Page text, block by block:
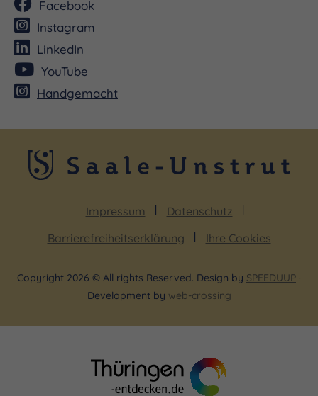
Facebook
Instagram
LinkedIn
YouTube
Handgemacht
Impressum
Datenschutz
Barrierefreiheitserklärung
Ihre Cookies
Copyright 2026 © All rights Reserved. Design by SPEEDUUP ·
Development by web-crossing